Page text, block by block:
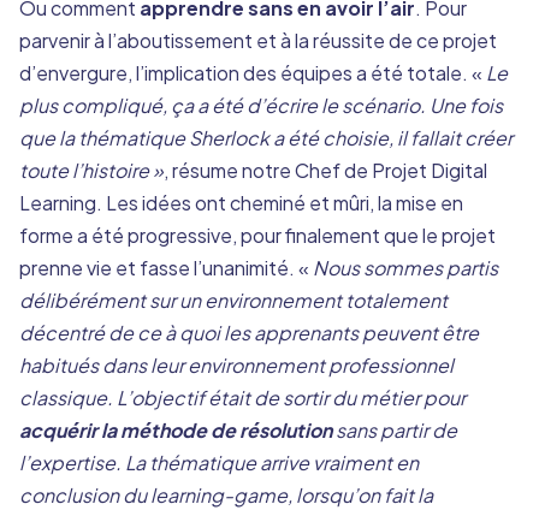
Ou comment apprendre sans en avoir l’air. Pour
parvenir à l’aboutissement et à la réussite de ce projet
d’envergure, l’implication des équipes a été totale. « Le
plus compliqué, ça a été d’écrire le scénario. Une fois
que la thématique Sherlock a été choisie, il fallait créer
toute l’histoire », résume notre Chef de Projet Digital
Learning. Les idées ont cheminé et mûri, la mise en
forme a été progressive, pour finalement que le projet
prenne vie et fasse l’unanimité. « Nous sommes partis
délibérément sur un environnement totalement
décentré de ce à quoi les apprenants peuvent être
habitués dans leur environnement professionnel
classique. L’objectif était de sortir du métier pour
acquérir la méthode de résolutionsans partir de
l’expertise. La thématique arrive vraiment en
conclusion du learning-game, lorsqu’on fait la